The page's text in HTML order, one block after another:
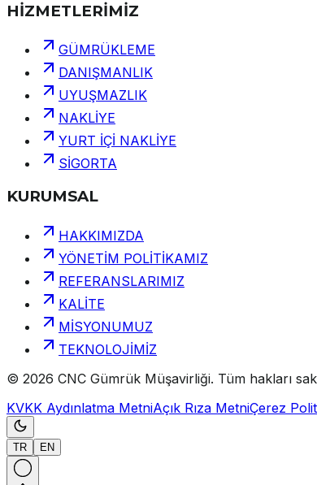
HİZMETLERİMİZ
GÜMRÜKLEME
DANIŞMANLIK
UYUŞMAZLIK
NAKLİYE
YURT İÇİ NAKLİYE
SİGORTA
KURUMSAL
HAKKIMIZDA
YÖNETİM POLİTİKAMIZ
REFERANSLARIMIZ
KALİTE
MİSYONUMUZ
TEKNOLOJİMİZ
© 2026 CNC Gümrük Müşavirliği. Tüm hakları
KVKK Aydınlatma MetniAçık Rıza MetniÇerez
TR EN